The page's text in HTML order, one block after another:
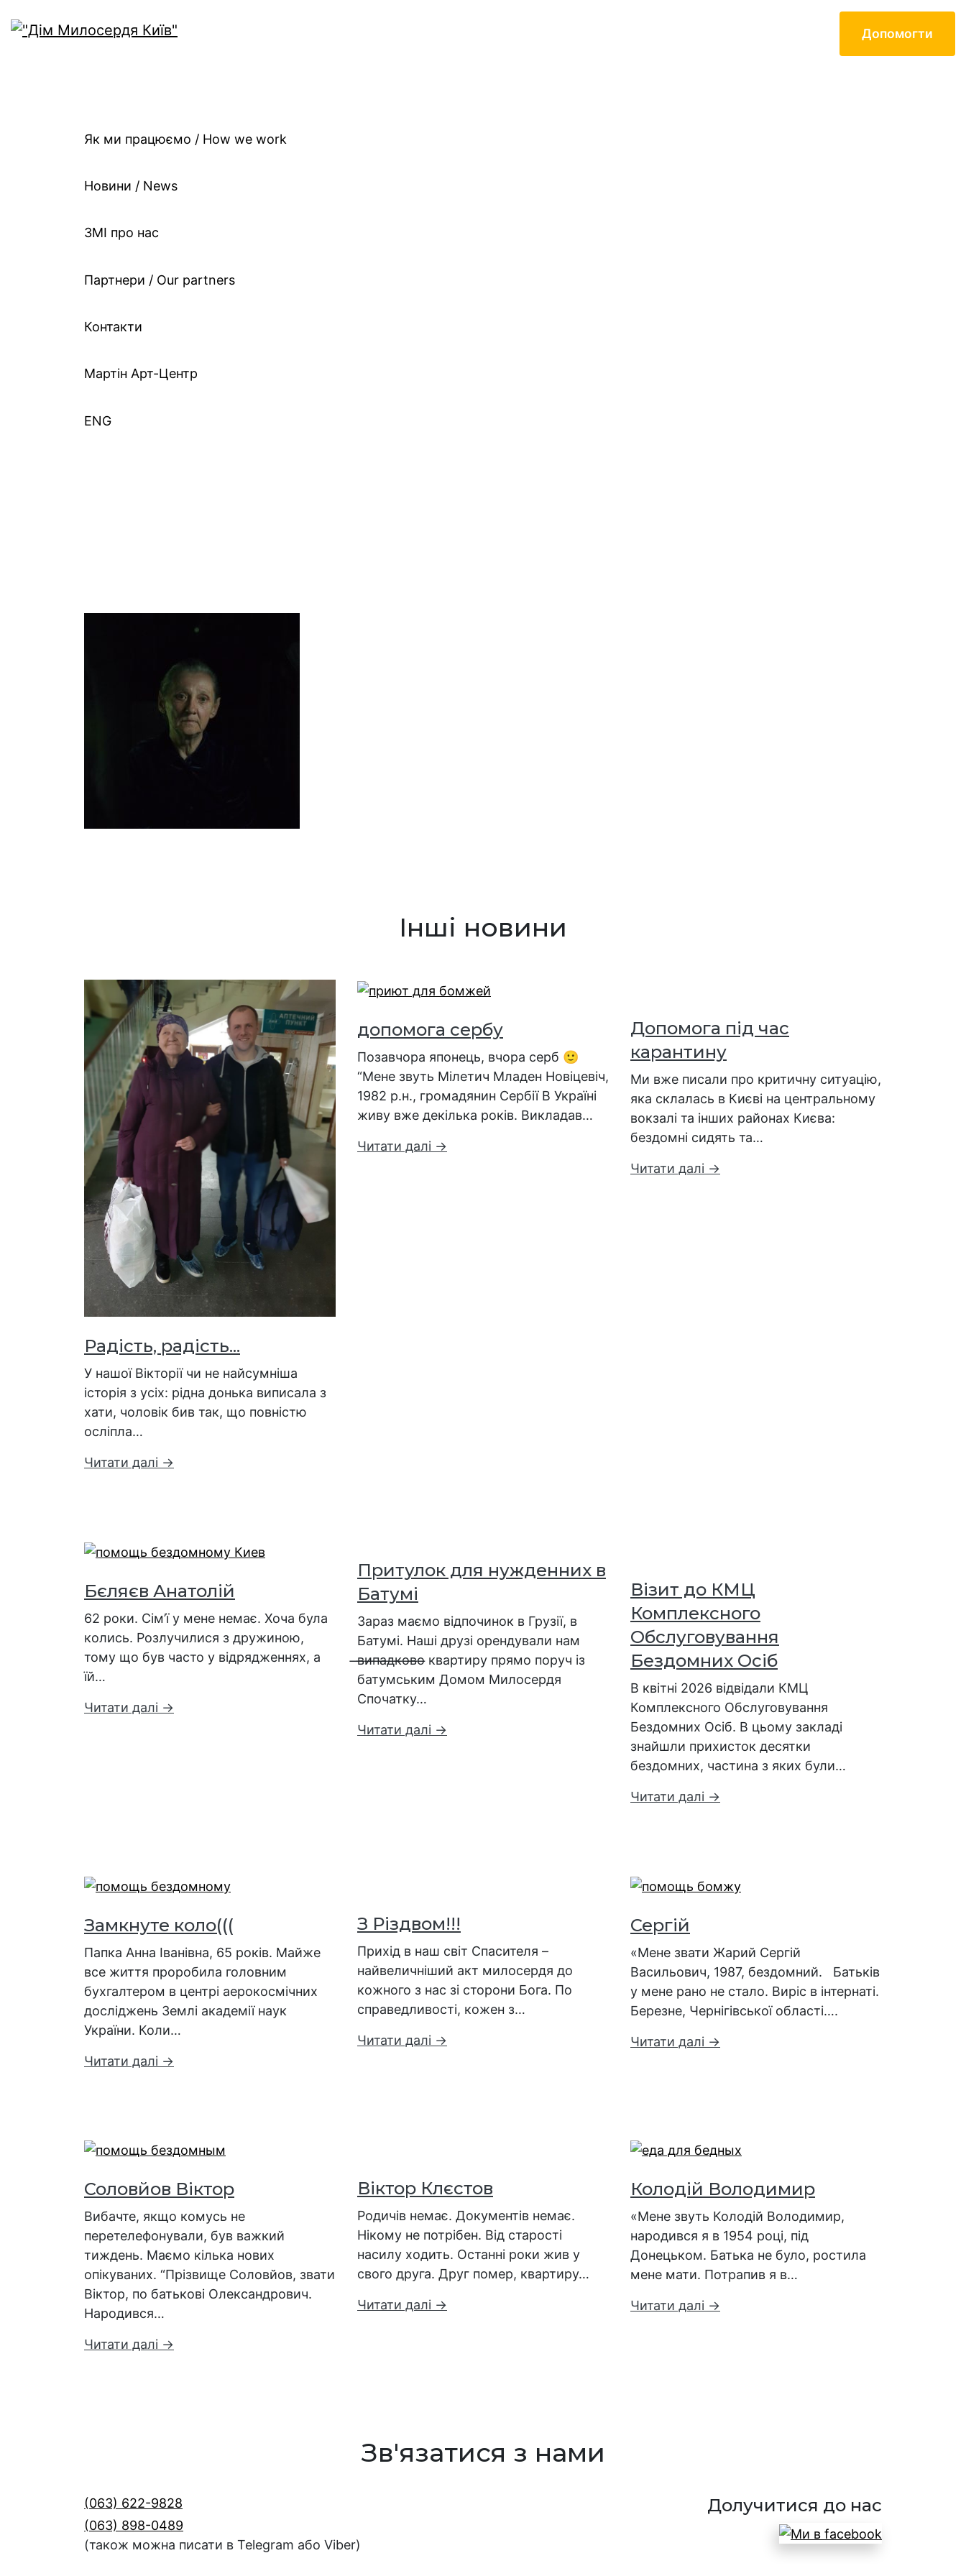
Допомогти
Як ми працюємо / How we work
Новини / News
ЗМІ про нас
Партнери / Our partners
Контакти
Mартін Арт-Центр
ENG
Інші новини
Радість, радість...
У нашої Вікторії чи не найсумніша
історія з усіх: рідна донька виписала з
хати, чоловік бив так, що повністю
осліпла…
Читати далі →
допомога сербу
Позавчора японець, вчора серб 🙂
“Мене звуть Мілетич Младен Новіцевіч,
1982 р.н., громадянин Сербії В Україні
живу вже декілька років. Викладав…
Читати далі →
Допомога під час
карантину
Ми вже писали про критичну ситуацію,
яка склалась в Києві на центральному
вокзалі та інших районах Києва:
бездомні сидять та…
Читати далі →
Бєляєв Анатолій
62 роки. Сім’ї у мене немає. Хоча була
колись. Розлучилися з дружиною,
тому що був часто у відрядженнях, а
їй…
Читати далі →
Притулок для нужденних в
Батумі
Зараз маємо відпочинок в Грузії, в
Батумі. Наші друзі орендували нам
̶в̶и̶п̶а̶д̶к̶о̶в̶о̶ квартиру прямо поруч із
батумським Домом Милосердя
Спочатку…
Читати далі →
Візит до КМЦ
Комплексного
Обслуговування
Бездомних Осіб
В квітні 2026 відвідали КМЦ
Комплексного Обслуговування
Бездомних Осіб. В цьому закладі
знайшли прихисток десятки
бездомних, частина з яких були…
Читати далі →
Замкнуте коло(((
Папка Анна Іванівна, 65 років. Майже
все життя проробила головним
бухгалтером в центрі аерокосмічних
досліджень Землі академії наук
України. Коли…
Читати далі →
З Різдвом!!!
Прихід в наш світ Спасителя –
найвеличніший акт милосердя до
кожного з нас зі сторони Бога. По
справедливості, кожен з…
Читати далі →
Сергій
«Мене звати Жарий Сергій
Васильович, 1987, бездомний. Батьків
у мене рано не стало. Виріс в інтернаті.
Березне, Чернігівської області….
Читати далі →
Соловйов Віктор
Вибачте, якщо комусь не
перетелефонували, був важкий
тиждень. Маємо кілька нових
опікуваних. “Прізвище Соловйов, звати
Віктор, по батькові Олександрович.
Народився…
Читати далі →
Віктор Клєстов
Родичів немає. Документів немає.
Нікому не потрібен. Від старості
насилу ходить. Останні роки жив у
свого друга. Друг помер, квартиру…
Читати далі →
Колодій Володимир
«Мене звуть Колодій Володимир,
народився я в 1954 році, під
Донецьком. Батька не було, ростила
мене мати. Потрапив я в…
Читати далі →
Зв'язатися з нами
(063) 622-9828
(063) 898-0489
(також можна писати в Telegram або Viber)
Долучитися до нас